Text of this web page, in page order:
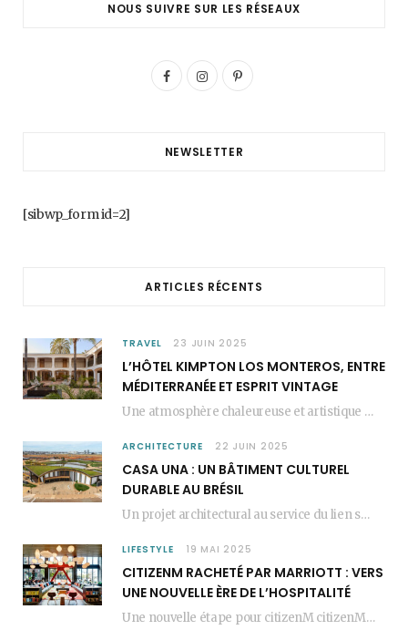
NOUS SUIVRE SUR LES RÉSEAUX
F
k
I
a
P
s
NEWSLETTER
[sibwp_form id=2]
ARTICLES RÉCENTS
TRAVEL 23 JUIN 2025
L’HÔTEL KIMPTON LOS MONTEROS, ENTRE
MÉDITERRANÉE ET ESPRIT VINTAGE
Une atmosphère chaleureuse et artistique L’Hôtel Kimpton Los Monteros, récemment repensé par EL EQUIPO CREATIVO,…
ARCHITECTURE 22 JUIN 2025
CASA UNA : UN BÂTIMENT CULTUREL
DURABLE AU BRÉSIL
Un projet architectural au service du lien social Casa Una est un bâtiment culturel durable…
LIFESTYLE 19 MAI 2025
CITIZENM RACHETÉ PAR MARRIOTT : VERS
UNE NOUVELLE ÈRE DE L’HOSPITALITÉ
Une nouvelle étape pour citizenM citizenM racheté par Marriott, c’est une annonce qui marque un…